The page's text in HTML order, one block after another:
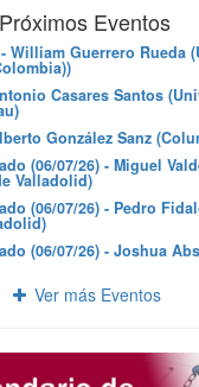
Próximos Eventos
William Guerrero Rueda
Casares Santos
González Sanz
(06/07/26) - Miguel
Valladolid)
(06/07/26) - Pedro
(06/07/26) - Joshua
Ver más Eventos